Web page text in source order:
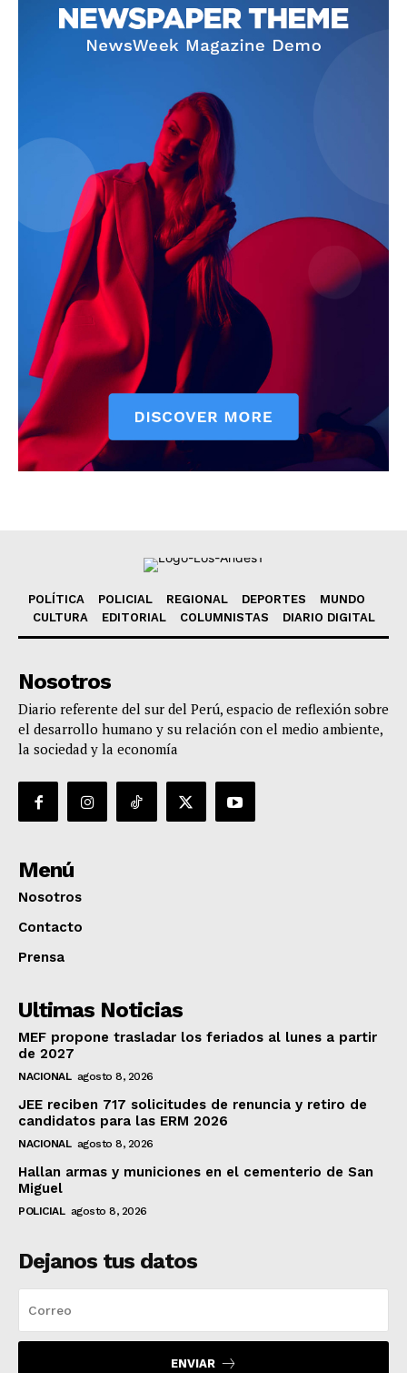
Nosotros
POLÍTICA POLICIAL REGIONAL DEPORTES
MUNDO
CULTURA
EDITORIAL COLUMNISTAS DIARIO DIGITAL
Nosotros
Diario referente del sur del Perú, espacio de reflexión sobre
el desarrollo humano y su relación con el medio ambiente,
la sociedad y la economía
Menú
Nosotros
Contacto
Prensa
Ultimas Noticias
MEF propone trasladar los feriados al lunes a partir
de 2027
NACIONAL agosto 8, 2026
JEE reciben 717 solicitudes de renuncia y retiro de
candidatos para las ERM 2026
NACIONAL agosto 8, 2026
Hallan armas y municiones en el cementerio de San
Miguel
POLICIAL agosto 8, 2026
Dejanos tus datos
ENVIAR